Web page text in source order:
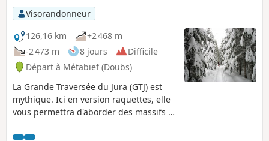
Visorandonneur
126,16 km
+2 468 m
-2 473 m
8 jours
Difficile
Départ à Métabief (Doubs)
La Grande Traversée du Jura (GTJ) est
mythique. Ici en version raquettes, elle
vous permettra d'aborder des massifs et
des pays nordiques. L'émerveillement